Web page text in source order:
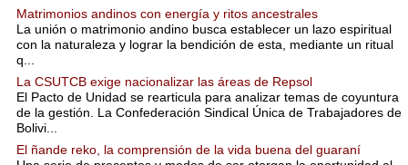
Matrimonios andinos con energía y ritos ancestrales
La unión o matrimonio andino busca establecer un lazo espiritual
con la naturaleza y lograr la bendición de esta, mediante un ritual
q...
La CSUTCB exige nacionalizar las áreas de Repsol
El Pacto de Unidad se rearticula para analizar temas de coyuntura
de la gestión. La Confederación Sindical Única de Trabajadores de
Bolivi...
El ñande reko, la comprensión de la vida buena del guaraní